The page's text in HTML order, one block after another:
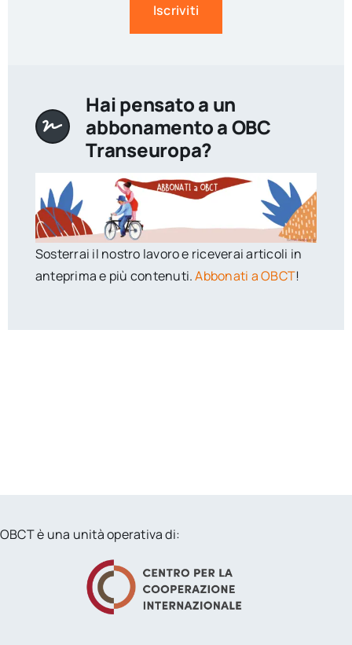
Iscriviti
Hai pensato a un
abbonamento a OBC
Transeuropa?
Sosterrai il nostro lavoro e riceverai articoli in
anteprima e più contenuti.Abbonati a OBCT!
OBCT è una unità operativa di: